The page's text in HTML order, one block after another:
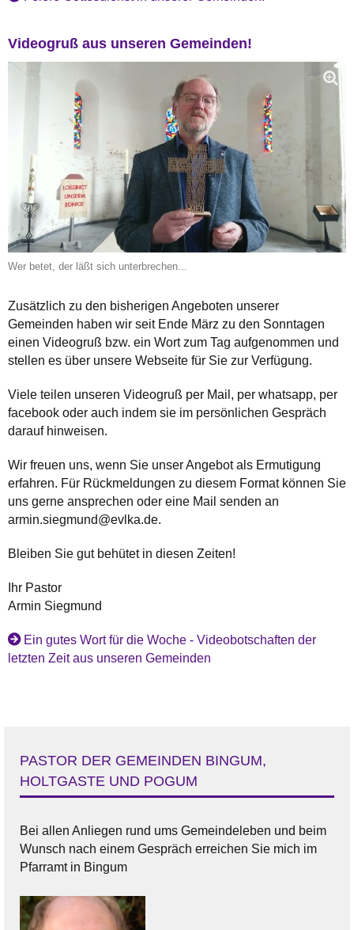
Videogruß aus unseren Gemeinden!
Wer betet, der läßt sich unterbrechen...
Zusätzlich zu den bisherigen Angeboten unserer
Gemeinden haben wir seit Ende März zu den Sonntagen
einen Videogruß bzw. ein Wort zum Tag aufgenommen und
stellen es über unsere Webseite für Sie zur Verfügung.
Viele teilen unseren Videogruß per Mail, per whatsapp, per
facebook oder auch indem sie im persönlichen Gespräch
darauf hinweisen.
Wir freuen uns, wenn Sie unser Angebot als Ermutigung
erfahren. Für Rückmeldungen zu diesem Format können Sie
uns gerne ansprechen oder eine Mail senden an
armin.siegmund@evlka.de.
Bleiben Sie gut behütet in diesen Zeiten!
Ihr Pastor
Armin Siegmund
Ein gutes Wort für die Woche - Videobotschaften der
letzten Zeit aus unseren Gemeinden
PASTOR DER GEMEINDEN BINGUM,
HOLTGASTE UND POGUM
Bei allen Anliegen rund ums Gemeindeleben und beim
Wunsch nach einem Gespräch erreichen Sie mich im
Pfarramt in Bingum